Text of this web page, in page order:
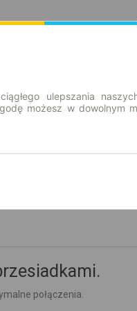
połączenia.
ulepszania
możesz w dowolnym